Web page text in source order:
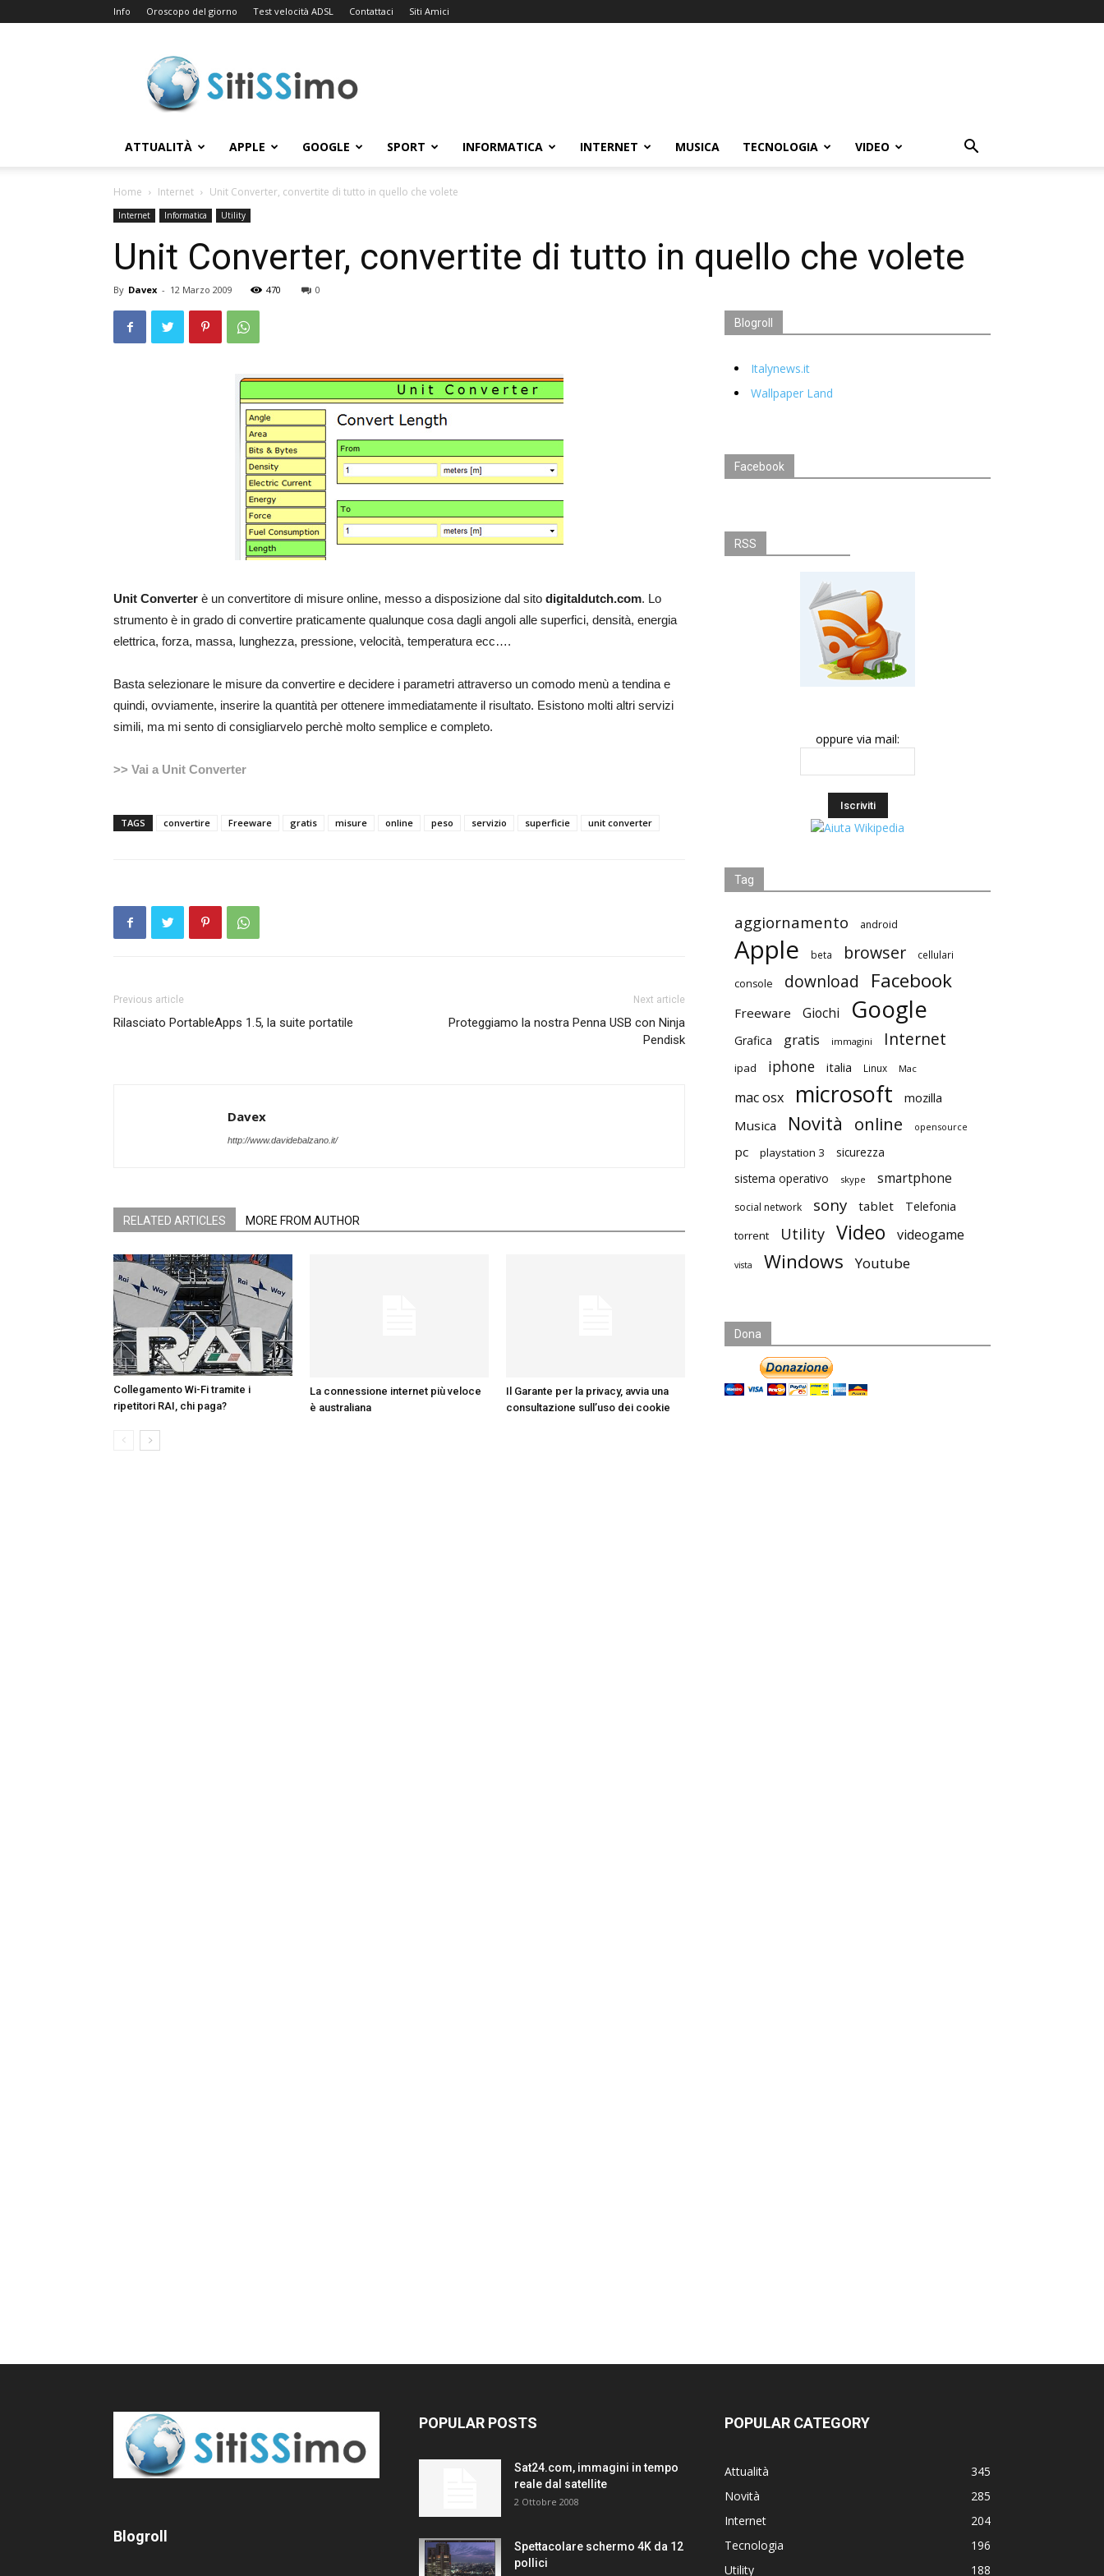
Info Oroscopo del giorno Test velocità ADSL Contattaci Siti Amici
ATTUALITÀ APPLE GOOGLE SPORT INFORMATICA INTERNET MUSICA TECNOLOGIA VIDEO
Home Internet Unit Converter, convertite di tutto in quello che volete
Internet Informatica Utility
Unit Converter, convertite di tutto in quello che volete
By Davex - 12 Marzo 2009 470 0
Unit Converter è un convertitore di misure online, messo a disposizione dal sito digitaldutch.com. Lo
strumento è in grado di convertire praticamente qualunque cosa dagli angoli alle superfici, densità, energia
elettrica, forza, massa, lunghezza, pressione, velocità, temperatura ecc….
Basta selezionare le misure da convertire e decidere i parametri attraverso un comodo menù a tendina e
quindi, ovviamente, inserire la quantità per ottenere immediatamente il risultato. Esistono molti altri servizi
simili, ma mi sento di consigliarvelo perchè molto semplice e completo.
>> Vai a Unit Converter
TAGS convertire Freeware gratis misure online peso servizio superficie unit converter
Previous article
Rilasciato PortableApps 1.5, la suite portatile
Next article
Proteggiamo la nostra Penna USB con Ninja
Pendisk
Davex
http://www.davidebalzano.it/
RELATED ARTICLES MORE FROM AUTHOR
Collegamento Wi-Fi tramite i
ripetitori RAI, chi paga?
La connessione internet più veloce
è australiana
Il Garante per la privacy, avvia una
consultazione sull’uso dei cookie
Blogroll
Italynews.it
Wallpaper Land
Facebook
RSS
oppure via mail:
Tag
aggiornamento android
Apple beta browser cellulari
console download Facebook
Freeware Giochi Google
Grafica gratis immagini Internet
ipad iphone italia Linux Mac
mac osx microsoft
mozilla
Musica
Novità online opensource
pc playstation 3
sicurezza
sistema operativo
skype smartphone
social network sony tablet Telefonia
torrent Utility Video videogame
vista Windows Youtube
Dona
Blogroll
POPULAR POSTS
Sat24.com, immagini in tempo
reale dal satellite
2 Ottobre 2008
Spettacolare schermo 4K da 12
pollici
POPULAR CATEGORY
Attualità
345
Novità
285
Internet
204
Tecnologia
196
Utility
188